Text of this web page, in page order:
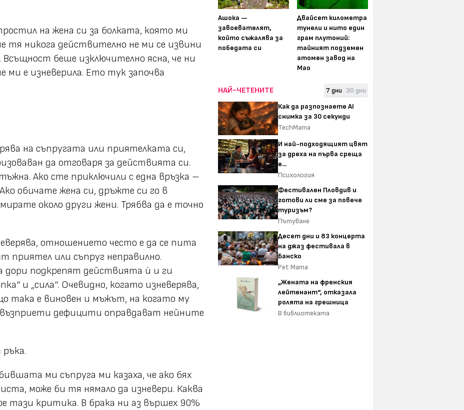
на жена си за болката, която ми
тя никога действително не ми се извини
Всъщност беше изключително ясна, че ни
ми е изневерила. Ето тук започва
на съпругата или приятелката си,
да отговаря за действията си.
Ако сте приключили с една връзка –
обичате жена си, дръжте си го в
около други жени. Трябва да е точно
отношението често е да се пита
приятел или съпруг неправилно.
подкрепят действията ѝ и ги
и „сила“. Очевидно, когато изневерява,
така е виновен и мъжът, на когато му
дефицити оправдават нейните
ми съпруга ми казаха, че ако бях
може би тя нямало да изневери. Каква
тази критика. В брака ни аз вършех 90%
Ашока —
завоевателят,
който съжалява за
победата си
Двайсет километра
тунели и нито един
грам плутоний:
тайният подземен
атомен завод на
Мао
НАЙ-ЧЕТЕНИТЕ 7 дни 30 дни
Как да разпознаете AI
снимка за 30 секунди
TechMama
И най-подходящият цвят
за дреха на първа среща
е...
Психология
Фестивален Пловдив и
готови ли сме за повече
туризъм?
Пътуване
Десет дни и 83 концерта
на джаз фестивала в
Банско
Pet Mama
„Жената на френския
лейтенант“, отказала
ролята на грешница
В библиотеката